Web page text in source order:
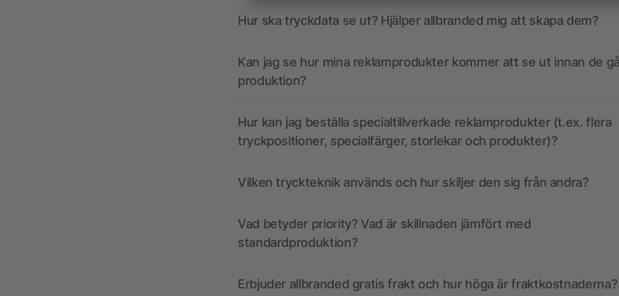
Hur ska tryckdata se ut? Hjälper allbranded mig att skapa dem?
Kan jag se hur mina reklamprodukter kommer att se ut innan de
produktion?
Hur kan jag beställa specialtillverkade reklamprodukter (t.ex. flera
tryckpositioner, specialfärger, storlekar och produkter)?
Vilken tryckteknik används och hur skiljer den sig från andra?
Vad betyder priority? Vad är skillnaden jämfört med
standardproduktion?
Erbjuder allbranded gratis frakt och hur höga är fraktkostnaderna?